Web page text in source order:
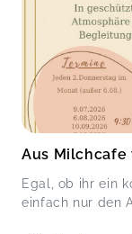
Aus
Egal, ob ihr ein
einfach nur den